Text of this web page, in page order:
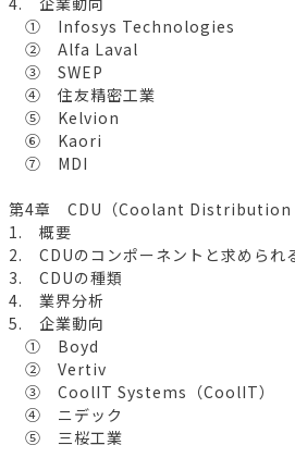
① Infosys Technologies
② Alfa Laval
③ SWEP
④ 住友精密工業
⑤ Kelvion
⑥ Kaori
⑦ MDI
第4章 CDU（Coolant Distribution
1. 概要
2. CDUのコンポーネントと求められ
3. CDUの種類
4. 業界分析
5. 企業動向
① Boyd
② Vertiv
③ CoolIT Systems（CoolIT）
④ ニデック
⑤ 三桜工業